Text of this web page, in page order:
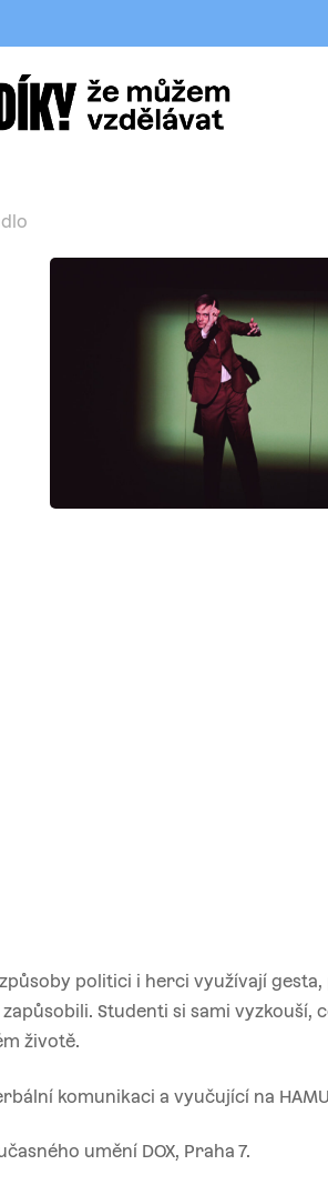
politici i herci využívají gesta,
Studenti si sami vyzkouší,
životě.
komunikaci a vyučující na
umění DOX, Praha 7.